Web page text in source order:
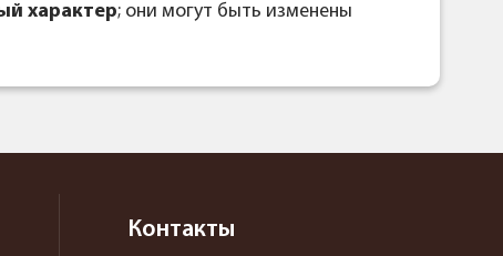
характер; они могут быть изменены
Контакты